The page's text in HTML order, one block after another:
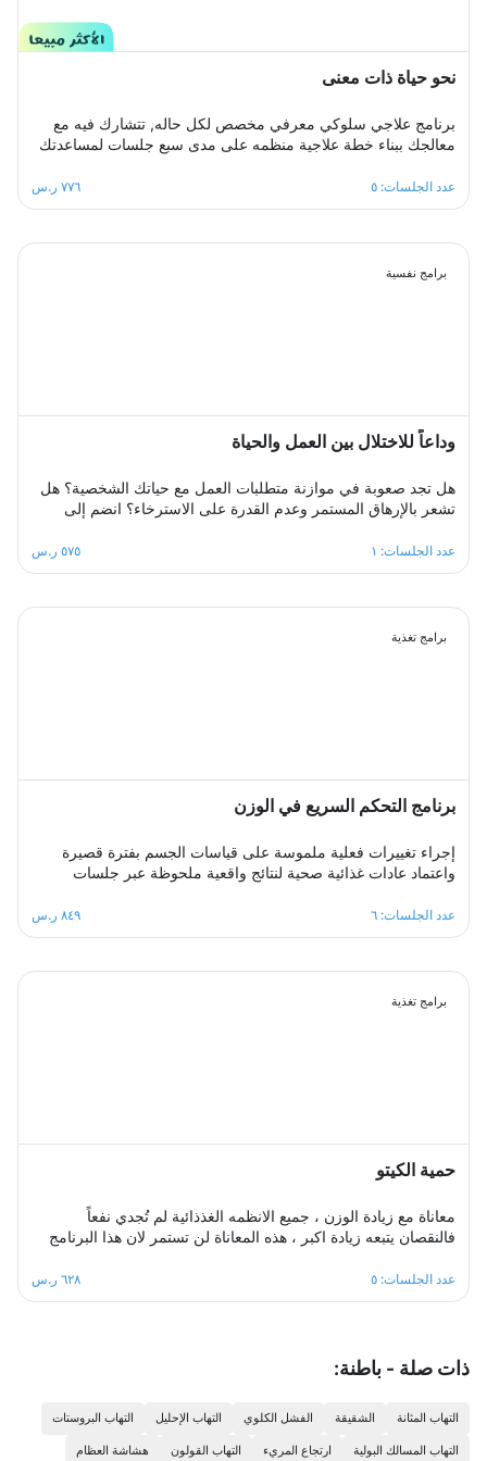
نحو حياة ذات معنى
برنامج علاجي سلوكي معرفي مخصص لكل حاله, تتشارك فيه مع
معالجك ببناء خطة علاجية منظمه على مدى سبع جلسات لمساعدتك
والاحباط، ستكون قادرا على رفع استبصارك الذاتي وفهم مشاعرك
واستعادة نظرتك لنفسك وللحياة وللمستقبل ورفع ثقتك بنفسك
الذنب ومحو تلك النظرة السوداوية ،معالجك سيكون الى جانبك
عدد الجلسات: ٥ ٧٧٦ ر.س
برامج نفسية
وداعاً للاختلال بين العمل والحياة
هل تجد صعوبة في موازنة متطلبات العمل مع حياتك الشخصية؟ هل
تشعر بالإرهاق المستمر وعدم القدرة على الاسترخاء؟ انضم إلى
من خلال مشاركة تجاربك مع الآخرين، تبادل الحلول، وتطبيق
استراتيجيات فعالة لتحقيق الانسجام بين العمل والحياة في بيئة
عدد الجلسات: ١ ٥٧٥ ر.س
برامج تغذية
برنامج التحكم السريع في الوزن
إجراء تغييرات فعلية ملموسة على قياسات الجسم بفترة قصيرة
واعتماد عادات غذائية صحية لنتائج واقعية ملحوظة عبر جلسات
غذائية جديدة ويتابع برامج حميات يكتسب منها مهارات التنظيم
الصحي للمتناول الغذائي اليومي بما يتناسب مع حاجات جسمه من
الوزن.
عدد الجلسات: ٦ ٨٤٩ ر.س
برامج تغذية
حمية الكيتو
معاناة مع زيادة الوزن ، جميع الانظمه الغذذائية لم تُجدي نفعاً
فالنقصان يتبعه زيادة اكبر ، هذه المعاناة لن تستمر لان هذا البرنامج
وصولك للهدف ممكن ودون اي اضرار صحية مع ثبات على اسلوب
حياة صحي ومتوازن ، هذا البرنامج الغذائي مكون من خمس جلسات
عدد الجلسات: ٥ ٦٢٨ ر.س
ذات صلة - باطنة:
التهاب المثانة الشقيقة الفشل الكلوي التهاب الإحليل التهاب البروستات
التهاب المسالك البولية ارتجاع المريء التهاب القولون هشاشة العظام